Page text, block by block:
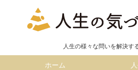
人生の様々な問いを解決す
ホーム